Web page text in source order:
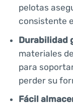
pelotas
consistente
Durabilidad
materiales
para
perder su
Fácil